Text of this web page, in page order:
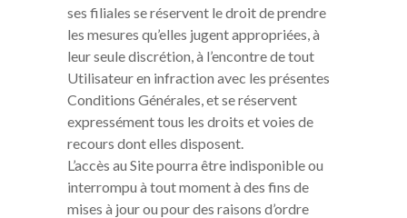
ses filiales se réservent le droit de prendre
les mesures qu’elles jugent appropriées, à
leur seule discrétion, à l’encontre de tout
Utilisateur en infraction avec les présentes
Conditions Générales, et se réservent
expressément tous les droits et voies de
recours dont elles disposent.
L’accès au Site pourra être indisponible ou
interrompu à tout moment à des fins de
mises à jour ou pour des raisons d’ordre